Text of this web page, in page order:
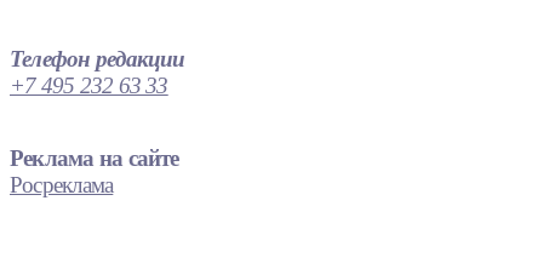
Телефон редакции
+7 495 232 63 33
Реклама на сайте
Росреклама